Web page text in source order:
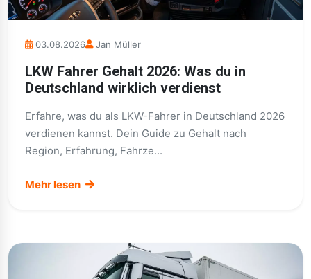
03.08.2026 Jan Müller
LKW Fahrer Gehalt 2026: Was du in
Deutschland wirklich verdienst
Erfahre, was du als LKW-Fahrer in Deutschland 2026
verdienen kannst. Dein Guide zu Gehalt nach
Region, Erfahrung, Fahrze...
Mehr lesen